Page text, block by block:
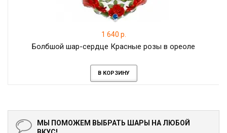
1 640 р.
Болбшой шар-сердце Красные розы в ореоле
В КОРЗИНУ
МЫ ПОМОЖЕМ ВЫБРАТЬ ШАРЫ НА ЛЮБОЙ